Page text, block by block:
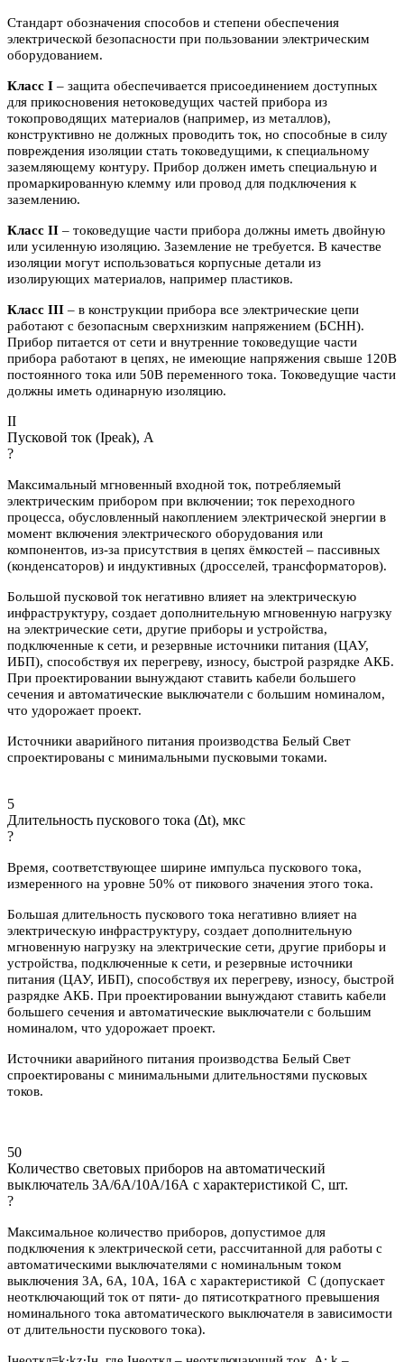
Стандарт обозначения способов и степени обеспечения
электрической безопасности при пользовании электрическим
оборудованием.
Класс I – защита обеспечивается присоединением доступных
для прикосновения нетоковедущих частей прибора из
токопроводящих материалов (например, из металлов),
конструктивно не должных проводить ток, но способные в силу
повреждения изоляции стать токоведущими, к специальному
заземляющему контуру. Прибор должен иметь специальную и
промаркированную клемму или провод для подключения к
заземлению.
Класс II – токоведущие части прибора должны иметь двойную
или усиленную изоляцию. Заземление не требуется. В качестве
изоляции могут использоваться корпусные детали из
изолирующих материалов, например пластиков.
Класс III – в конструкции прибора все электрические цепи
работают с безопасным сверхнизким напряжением (БСНН).
Прибор питается от сети и внутренние токоведущие части
прибора работают в цепях, не имеющие напряжения свыше 120В
постоянного тока или 50В переменного тока. Токоведущие части
должны иметь одинарную изоляцию.
II
Пусковой ток (Ipeak), A
?
Максимальный мгновенный входной ток, потребляемый
электрическим прибором при включении; ток переходного
процесса, обусловленный накоплением электрической энергии в
момент включения электрического оборудования или
компонентов, из-за присутствия в цепях ёмкостей – пассивных
(конденсаторов) и индуктивных (дросселей, трансформаторов).
Большой пусковой ток негативно влияет на электрическую
инфраструктуру, создает дополнительную мгновенную нагрузку
на электрические сети, другие приборы и устройства,
подключенные к сети, и резервные источники питания (ЦАУ,
ИБП), способствуя их перегреву, износу, быстрой разрядке АКБ.
При проектировании вынуждают ставить кабели большего
сечения и автоматические выключатели с большим номиналом,
что удорожает проект.
Источники аварийного питания производства Белый Свет
спроектированы с минимальными пусковыми токами.
5
Длительность пускового тока (∆t), мкс
?
Время, соответствующее ширине импульса пускового тока,
измеренного на уровне 50% от пикового значения этого тока.
Большая длительность пускового тока негативно влияет на
электрическую инфраструктуру, создает дополнительную
мгновенную нагрузку на электрические сети, другие приборы и
устройства, подключенные к сети, и резервные источники
питания (ЦАУ, ИБП), способствуя их перегреву, износу, быстрой
разрядке АКБ. При проектировании вынуждают ставить кабели
большего сечения и автоматические выключатели с большим
номиналом, что удорожает проект.
Источники аварийного питания производства Белый Свет
спроектированы с минимальными длительностями пусковых
токов.
50
Количество световых приборов на автоматический
выключатель 3А/6А/10А/16А с характеристикой C, шт.
?
Максимальное количество приборов, допустимое для
подключения к электрической сети, рассчитанной для работы с
автоматическими выключателями с номинальным током
выключения 3А, 6А, 10А, 16А с характеристикой С (допускает
неотключающий ток от пяти- до пятисоткратного превышения
номинального тока автоматического выключателя в зависимости
от длительности пускового тока).